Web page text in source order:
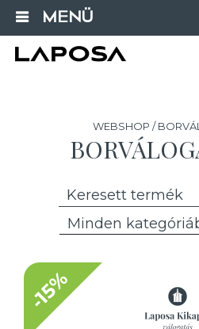
MENÜ
WEBSHOP /
Minden
-15%